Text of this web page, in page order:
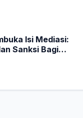
Isi Mediasi:
Sanksi Bagi